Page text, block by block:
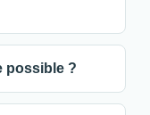
possible ?